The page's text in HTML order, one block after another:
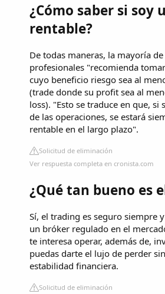
¿Cómo saber si soy
rentable?
De todas maneras, la mayoría
profesionales "recomienda
cuyo beneficio riesgo sea al
(trade donde su profit sea al
loss). "Esto se traduce en que, si
de las operaciones, se estará
rentable en el largo plazo".
Solicitud de eliminación
Ver respuesta completa en cronista.com
¿Qué tan bueno es
Sí, el trading es seguro siempre
un bróker regulado en el
te interesa operar, además de,
puedas darte el lujo de perder
estabilidad financiera.
Solicitud de eliminación